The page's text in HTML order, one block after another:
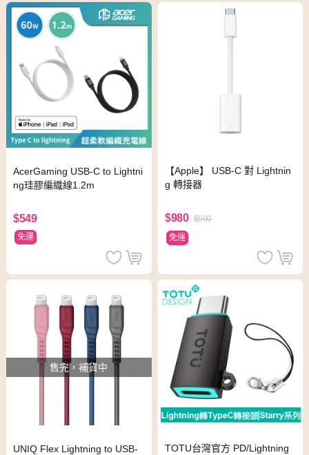
AcerGaming USB-C to Lightni
ng珪膠編織線1.2m
$549
免運
【Apple】 USB-C 對 Lightnin
g 轉接器
$980 $990
免運
售完，補貨中
UNIQ Flex Lightning to USB-
TOTU台灣官方 PD/Lightning